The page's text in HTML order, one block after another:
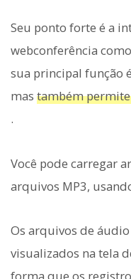
Seu ponto forte é a
webconferência
sua principal função
mas também
.
Você pode carregar
arquivos MP3,
Os arquivos de
visualizados na tela
forma que os